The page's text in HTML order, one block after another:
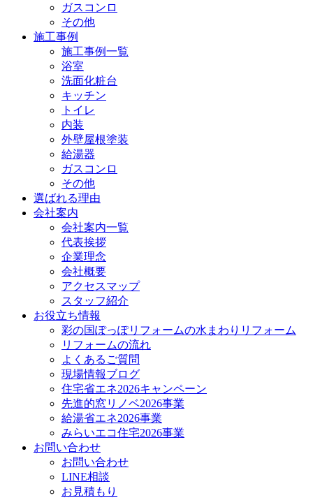
ガスコンロ
その他
施工事例
施工事例一覧
浴室
洗面化粧台
キッチン
トイレ
内装
外壁屋根塗装
給湯器
ガスコンロ
その他
選ばれる理由
会社案内
会社案内一覧
代表挨拶
企業理念
会社概要
アクセスマップ
スタッフ紹介
お役立ち情報
彩の国ぽっぽリフォームの水まわりリフォーム
リフォームの流れ
よくあるご質問
現場情報ブログ
住宅省エネ2026キャンペーン
先進的窓リノベ2026事業
給湯省エネ2026事業
みらいエコ住宅2026事業
お問い合わせ
お問い合わせ
LINE相談
お見積もり